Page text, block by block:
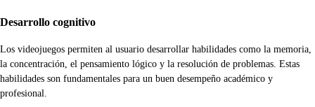
Desarrollo cognitivo
Los videojuegos permiten al usuario desarrollar habilidades como la memoria,
la concentración, el pensamiento lógico y la resolución de problemas. Estas
habilidades son fundamentales para un buen desempeño académico y
profesional.